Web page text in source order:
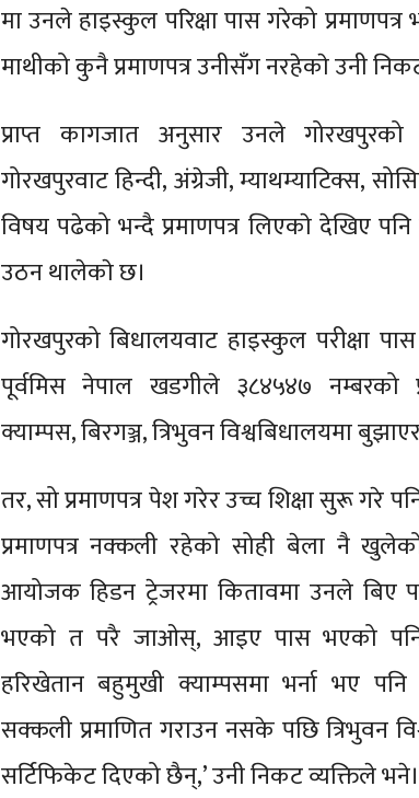
मा उनले हाइस्कुल परिक्षा पास गरेको
माथीको कुनै प्रमाणपत्र उनीसँग नरहेकाे उनी
प्राप्त कागजात अनुसार उनले
गोरखपुरवाट हिन्दी, अंग्रेजी, म्याथम्याटिक्स,
विषय पढेको भन्दै प्रमाणपत्र लिएकाे देखिए पनि
उठन थालेकाे छ।
गोरखपुरको बिधालयवाट हाइस्कुल परीक्षा
पूर्वमिस नेपाल खडगीले ३८४५४७ नम्बरको
क्याम्पस, बिरगञ्ज, त्रिभुवन विश्वबिधालयमा
तर, सो प्रमाणपत्र पेश गरेर उच्च शिक्षा सुरू गरे
प्रमाणपत्र नक्कली रहेको सोही बेला नै
आयोजक हिडन ट्रेजरमा कितावमा उनले बिए
भएको त परै जाओस्, आइए पास भएको
हरिखेतान बहुमुखी क्याम्पसमा भर्ना भए पनि
सक्कली प्रमाणित गराउन नसके पछि त्रिभुवन
सर्टिफिकेट दिएको छैन्,’ उनी निकट व्यक्तिले भने।